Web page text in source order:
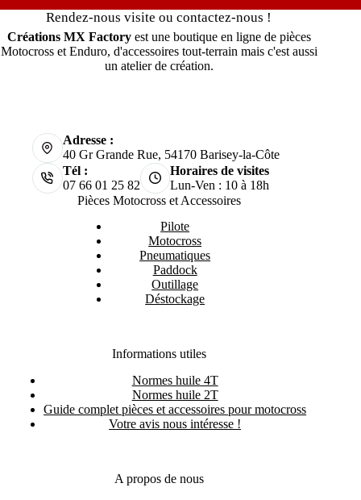
Rendez-nous visite ou contactez-nous !
Créations MX Factoryest une boutique en ligne de pièces
Motocross et Enduro, d'accessoires tout-terrain mais c'est aussi
un atelier de création.
Adresse :
40 Gr Grande Rue, 54170 Barisey-la-Côte
Tél :
07 66 01 25 82
Horaires de visites
Lun-Ven : 10 à 18h
Pièces Motocross et Accessoires
Pilote
Motocross
Pneumatiques
Paddock
Outillage
Déstockage
Informations utiles
Normes huile 4T
Normes huile 2T
Guide complet pièces et accessoires pour motocross
Votre avis nous intéresse !
A propos de nous